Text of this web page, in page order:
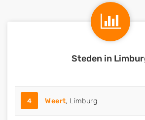
Steden in
4 Weert, Limburg